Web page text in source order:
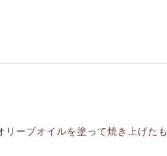
ーブオイルを塗って焼き上げたも